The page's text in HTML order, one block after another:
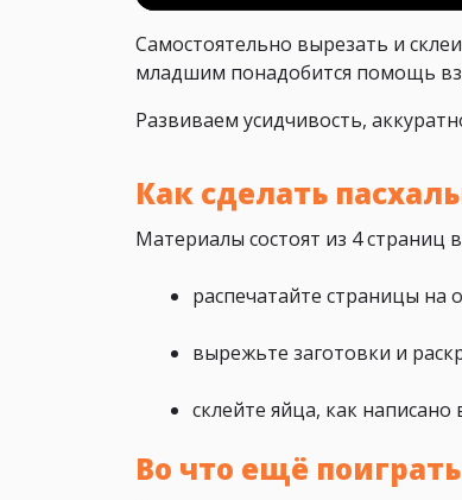
Самостоятельно вырезать и
младшим понадобится помощь
Развиваем усидчивость,
Как сделать
Материалы состоят из 4 страниц
распечатайте страницы на
вырежьте заготовки и
склейте яйца, как
Во что ещё поиграть